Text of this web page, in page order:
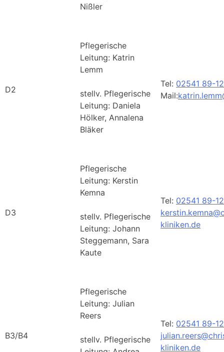
Nißler
D2
Pflegerische
Leitung: Katrin
Lemm
stellv. Pflegerische
Leitung: Daniela
Hölker, Annalena
Bläker
Tel: 02541 89-
Mail:
D3
Pflegerische
Leitung: Kerstin
Kemna
stellv. Pflegerische
Leitung: Johann
Steggemann, Sara
Kaute
Tel: 02541 89-
kliniken.de
B3/B4
Pflegerische
Leitung: Julian
Reers
stellv. Pflegerische
Tel: 02541 89-
kliniken.de